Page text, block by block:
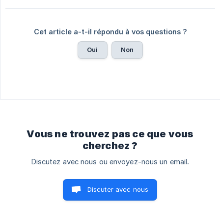
Cet article a-t-il répondu à vos questions ?
Oui Non
Vous ne trouvez pas ce que vous
cherchez ?
Discutez avec nous ou envoyez-nous un email.
Discuter avec nous